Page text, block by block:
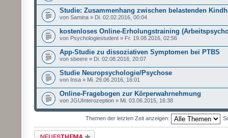
Studie: Zusammenhang zwischen belastenden
von Samina » Di. 02.02.2016, 00:04
kostenloses Online-Erholungstraining
von Psychologiestudent » Fr. 19.08.2016, 02:56
App-Studie zu dissoziativen Symptomen bei PTBS
von sbeere » Di. 02.08.2016, 20:07
Studie Neuropsychologie/Psychose
von Insa » Mi. 29.06.2016, 16:01
Online-Fragebogen zur Körperwahrnehmung
von JGUInterozeption » Mi. 03.06.2015, 16:38
Themen der letzten Zeit anzeigen:
Neues Thema erstellen